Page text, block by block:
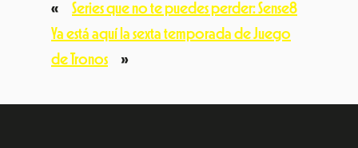
«
Series que no te puedes perder: Sense8
Ya está aquí la sexta temporada de Juego
de Tronos
»